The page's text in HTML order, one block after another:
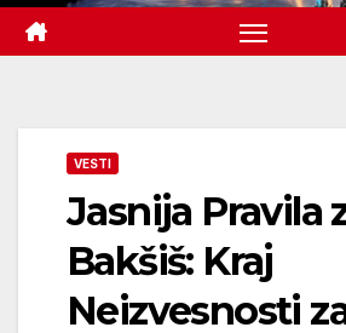
VESTI
Jasnija Pravila
Bakšiš: Kraj
Neizvesnosti